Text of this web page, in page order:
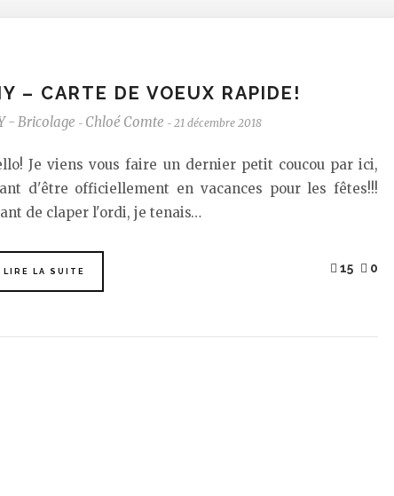
– CARTE DE VOEUX RAPIDE!
- Bricolage - Chloé Comte - 21 décembre 2018
Je viens vous faire un dernier petit coucou par ici,
d'être officiellement en vacances pour les fêtes!!!
de claper l'ordi, je tenais…
LIRE LA SUITE 15 0